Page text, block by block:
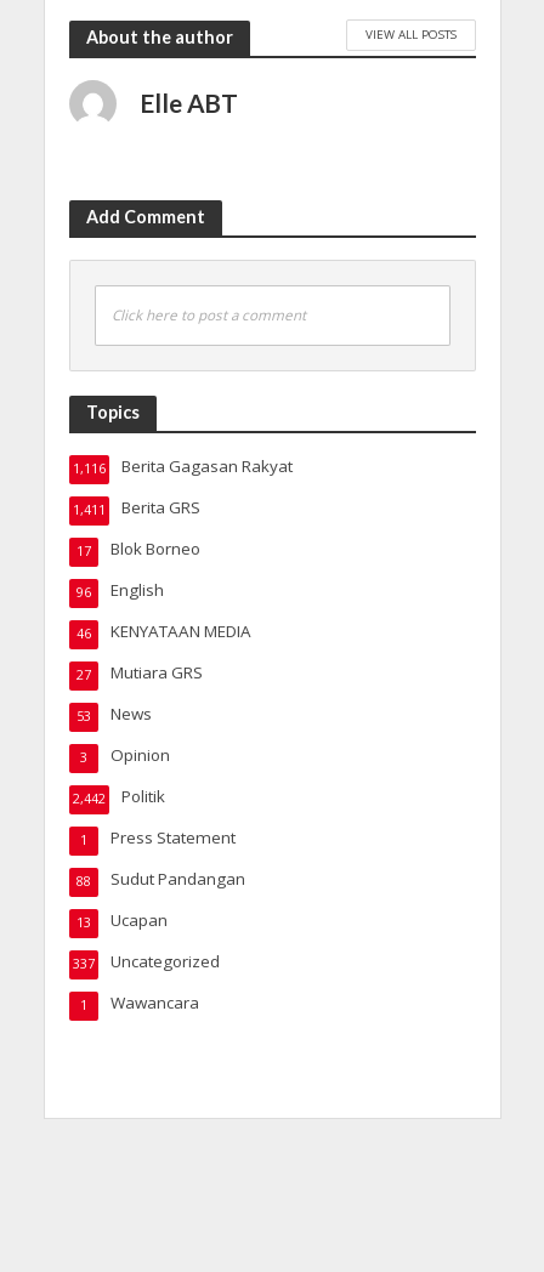
About the author VIEW ALL POSTS
Elle ABT
Add Comment
Click here to post a comment
Topics
Berita Gagasan Rakyat
1,116
Berita GRS
1,411
Blok Borneo
17
English
96
KENYATAAN MEDIA
46
Mutiara GRS
27
News
53
Opinion
3
Politik
2,442
Press Statement
1
Sudut Pandangan
88
Ucapan
13
Uncategorized
337
Wawancara
1